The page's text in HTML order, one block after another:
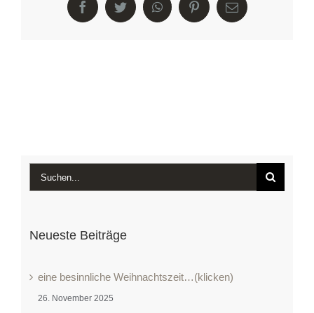
FacebookTwitterWhatsAppPinterest
E-
Mail
Suche
Neueste Beiträge
eine besinnliche Weihnachtszeit…(klicken)
26. November 2025